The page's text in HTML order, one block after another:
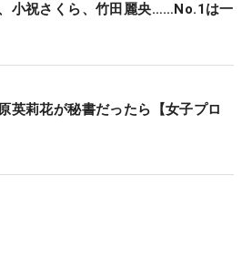
小祝さくら、竹田麗央……No.1は一
英莉花が秘書だったら【女子プロ